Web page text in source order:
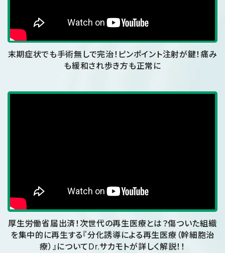
末期症状でも手術無しで完治！ ピンポイント注射が鍵！痛み
も緩和され歩き方も正常に
厚生労働省届出済！次世代の再生医療とは？傷ついた組織
を集中的に再生する『分化誘導による再生医療（幹細胞治
療）』についてDr.サカモトが詳しく解説！！